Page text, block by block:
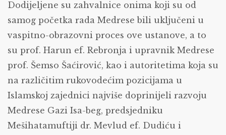
Dodijeljene su zahvalnice onima koji su od
samog početka rada Medrese bili uključeni u
vaspitno-obrazovni proces ove ustanove, a to
su prof. Harun ef. Rebronja i upravnik Medrese
prof. Šemso Šaćirović, kao i autoritetima koja su
na različitim rukovodećim pozicijama u
Islamskoj zajednici najviše doprinijeli razvoju
Medrese Gazi Isa-beg, predsjedniku
Mešihatamuftiji dr. Mevlud ef. Dudiću i